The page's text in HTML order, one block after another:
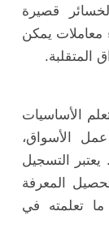
قصيرة
معاملات يمكن
المتقلبة.
الأساسيات
الأسواق،
التسجيل
المعرفة
ما تعلمته في